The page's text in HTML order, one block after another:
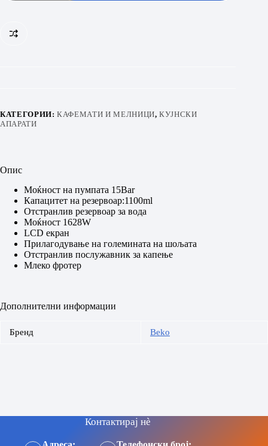
КАТЕГОРИИ:КАФЕМАТИ И МЕЛНИЦИ,КУЈНСКИ
АПАРАТИ
Опис
Моќност на пумпата 15Bar
Капацитет на резервоар:1100ml
Отстранлив резервоар за вода
Моќност 1628W
LCD екран
Прилагодување на големината на шољата
Отстранлив послужавник за капење
Млеко фротер
Дополнителни информации
Бренд Beko
Контактирај нè